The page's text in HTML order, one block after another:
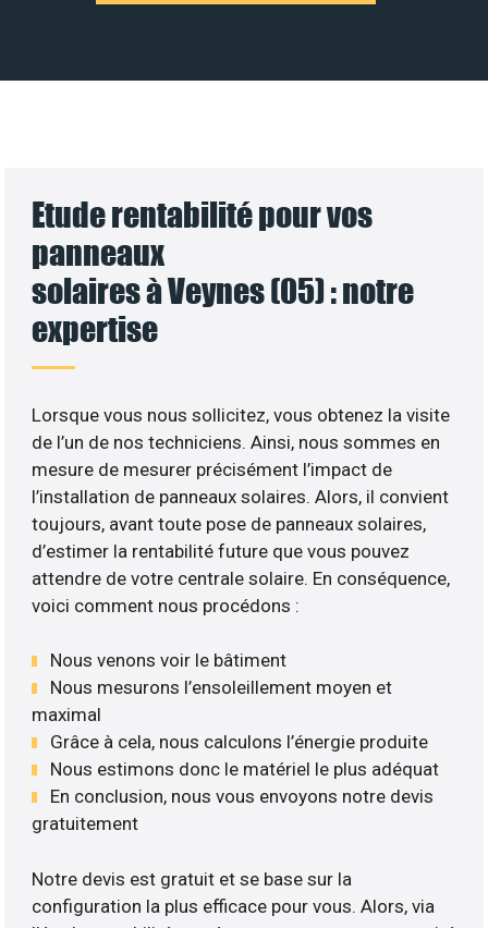
Etude rentabilité pour vos
panneaux
solaires à Veynes (05) : notre
expertise
Lorsque vous nous sollicitez, vous obtenez la visite
de l’un de nos techniciens. Ainsi, nous sommes en
mesure de mesurer précisément l’impact de
l’installation de panneaux solaires. Alors, il convient
toujours, avant toute pose de panneaux solaires,
d’estimer la rentabilité future que vous pouvez
attendre de votre centrale solaire. En conséquence,
voici comment nous procédons :
Nous venons voir le bâtiment
Nous mesurons l’ensoleillement moyen et
maximal
Grâce à cela, nous calculons l’énergie produite
Nous estimons donc le matériel le plus adéquat
En conclusion, nous vous envoyons notre devis
gratuitement
Notre devis est gratuit et se base sur la
configuration la plus efficace pour vous. Alors, via